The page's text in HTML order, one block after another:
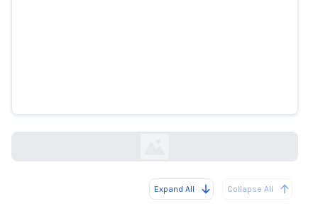
Expand All Collapse All